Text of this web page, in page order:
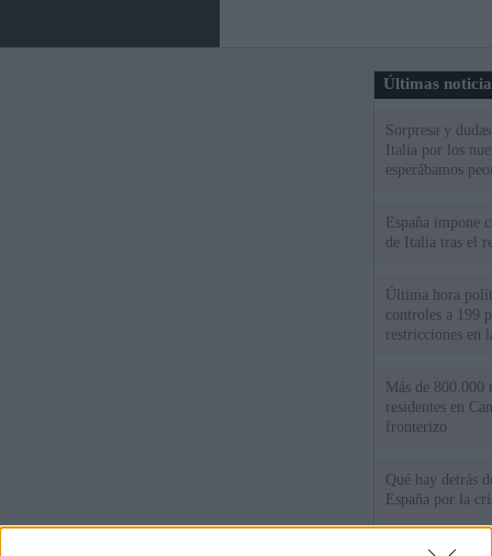
Últimas
Sorpresa y
Italia por los
esperábamos
España impone
de Italia tras el
Última hora
controles a 199
restricciones en
Más de 800.000
residentes en
fronterizo
Qué hay detrás
España por la
Sira Rego: "Es